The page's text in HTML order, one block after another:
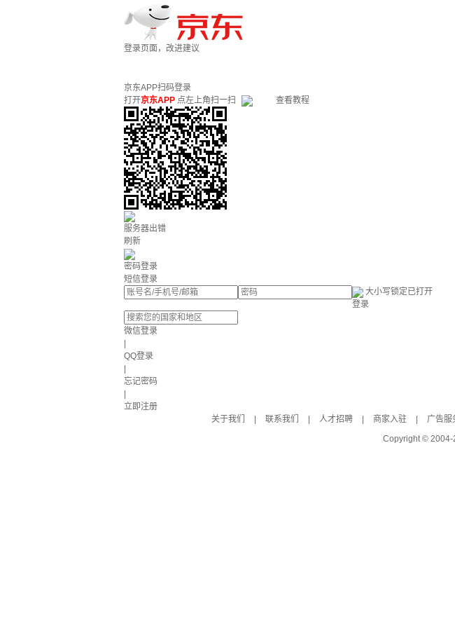
登录页面，改进建议
京东APP扫码登录
打开京东APP 点左上角扫一扫 查看教程
服务器出错
刷新
密码登录
短信登录
大小写锁定已打开
登录
微信登录
QQ登录
忘记密码
立即注册
关于我们
联系我们 人才招聘 商家入驻 广告服
Copyright © 2004-